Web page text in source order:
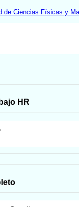
de Ciencias Físicas y
HR